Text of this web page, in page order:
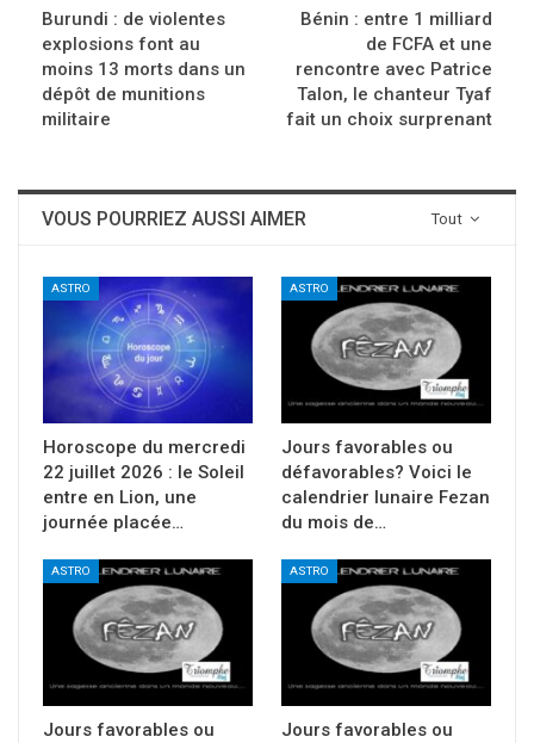
Burundi : de violentes
explosions font au
moins 13 morts dans un
dépôt de munitions
militaire
Bénin : entre 1 milliard
de FCFA et une
rencontre avec Patrice
Talon, le chanteur Tyaf
fait un choix surprenant
Tout
VOUS POURRIEZ AUSSI AIMER
ASTRO
Horoscope du mercredi
22 juillet 2026 : le Soleil
entre en Lion, une
journée placée…
ASTRO
Jours favorables ou
défavorables? Voici le
calendrier lunaire Fezan
du mois de…
ASTRO
Jours favorables ou
ASTRO
Jours favorables ou